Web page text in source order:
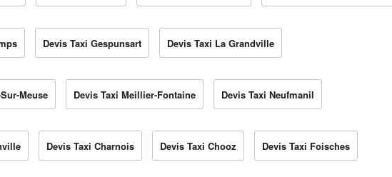
Devis Taxi Gespunsart Devis Taxi La Grandville
Meuse Devis Taxi Meillier-Fontaine Devis Taxi Neufmanil
Devis Taxi Charnois Devis Taxi Chooz Devis Taxi Foisches